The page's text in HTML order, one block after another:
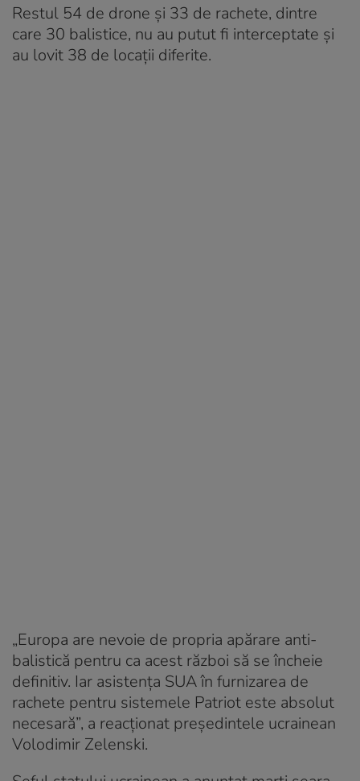
Restul 54 de drone și 33 de rachete, dintre
care 30 balistice, nu au putut fi interceptate și
au lovit 38 de locații diferite.
„Europa are nevoie de propria apărare anti-
balistică pentru ca acest război să se încheie
definitiv. Iar asistența SUA în furnizarea de
rachete pentru sistemele Patriot este absolut
necesară”, a reacționat președintele ucrainean
Volodimir Zelenski.